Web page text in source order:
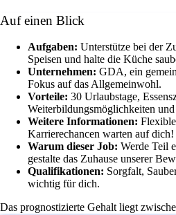
Auf einen Blick
Aufgaben: Unterstütze bei der
Speisen und halte die Küche
Unternehmen: GDA, ein
Fokus auf das Allgemeinwohl.
Vorteile: 30 Urlaubstage,
Weiterbildungsmöglichkeiten
Weitere Informationen:
Karrierechancen warten auf dich!
Warum dieser Job: Werde Teil
gestalte das Zuhause unserer
Qualifikationen: Sorgfalt,
wichtig für dich.
Das prognostizierte Gehalt liegt